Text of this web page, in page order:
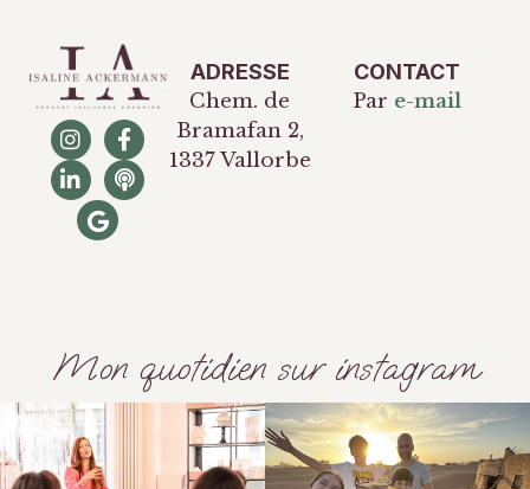
ADRESSE
Chem. de
Bramafan 2,
1337 Vallorbe
CONTACT
Par e-mail
Mon quotidien sur instagram